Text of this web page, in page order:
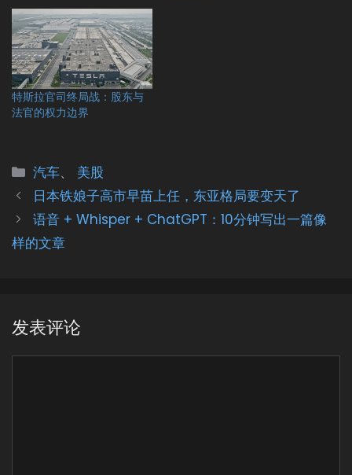
特斯拉官司终局战：股东与
法官的权力边界
分
类
汽车、 美股
日本铁娘子高市早苗上任，东亚格局要变天了
语音 + Whisper + ChatGPT：10分钟写出一篇像
样的文章
发表评论